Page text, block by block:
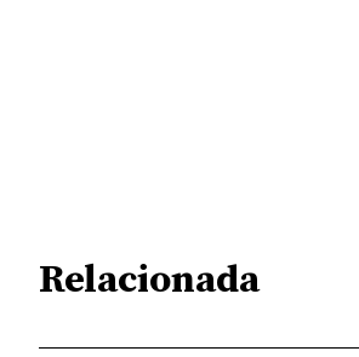
Relacionada